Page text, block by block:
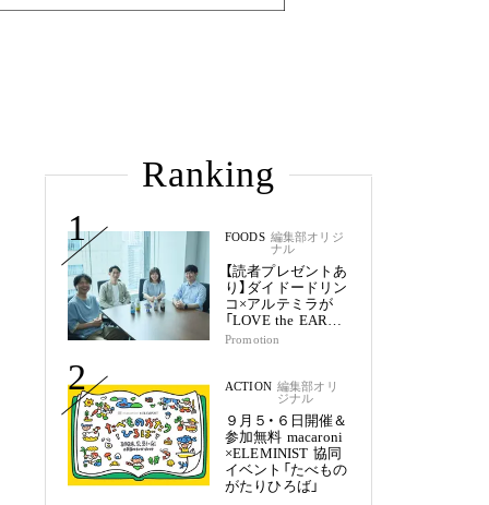
Ranking
1
FOODS 編集部オリジ
ナル
【読者プレゼントあ
り】ダイドードリン
コ×アルテミラが
「LOVE the EARTH
シリーズ」で目指す
Promotion
2 ACTION 編集部オリ
ジナル
９月５・６日開催＆
参加無料 macaroni
×ELEMINIST 協同
イベント「たべもの
がたりひろば」